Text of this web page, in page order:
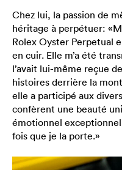
Chez lui, la passion de
héritage à perpétuer:
Rolex Oyster Perpetual
en cuir. Elle m’a été
l’avait lui-même reçue
histoires derrière la
elle a participé aux
confèrent une beauté
émotionnel
fois que je la porte.»